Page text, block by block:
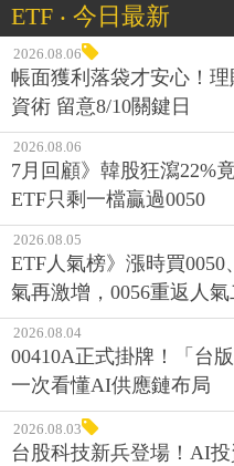
ETF ‧ 今日最新
2026.08.06
帳面獲利落袋才安心！
資術 留意8/10關鍵日
2026.08.06
7月回顧》韓股狂瀉22%
ETF只剩一檔贏過0050
2026.08.05
ETF人氣榜》漲時買0050
氣再激增，0056重返人
2026.08.04
00410A正式掛牌！「台
一次看懂AI供應鏈布局
2026.08.03
台股科技新兵登場！AI